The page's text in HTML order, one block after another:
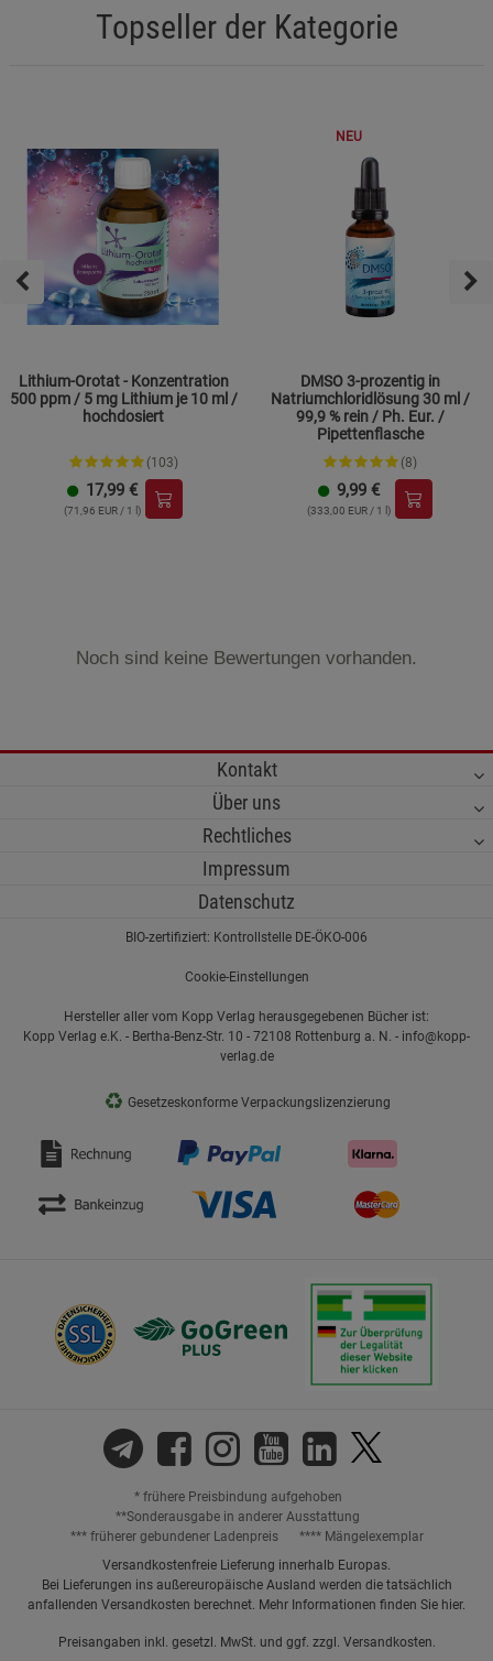
Topseller der Kategorie
Lithium-Orotat - Konzentration
500 ppm / 5 mg Lithium je 10 ml /
hochdosiert
(103)
17,99 €
(71,96 EUR / 1 l)
NEU
DMSO 3-prozentig in
Natriumchloridlösung 30 ml /
99,9 % rein / Ph. Eur. /
Pipettenflasche
(8)
9,99 €
(333,00 EUR / 1 l)
Noch sind keine Bewertungen vorhanden.
Kontakt
Über uns
Rechtliches
Impressum
Datenschutz
BIO-zertifiziert: Kontrollstelle DE-ÖKO-006
Cookie-Einstellungen
Hersteller aller vom Kopp Verlag herausgegebenen Bücher ist:
Kopp Verlag e.K. - Bertha-Benz-Str. 10 - 72108 Rottenburg a. N. - info@kopp-
verlag.de
♻ Gesetzeskonforme Verpackungslizenzierung
* frühere Preisbindung aufgehoben
**Sonderausgabe in anderer Ausstattung
*** früherer gebundener Ladenpreis
**** Mängelexemplar
Versandkostenfreie Lieferung innerhalb Europas.
Bei Lieferungen ins außereuropäische Ausland werden die tatsächlich
anfallenden Versandkosten berechnet. Mehr Informationen finden Sie hier.
Preisangaben inkl. gesetzl. MwSt. und ggf. zzgl. Versandkosten.